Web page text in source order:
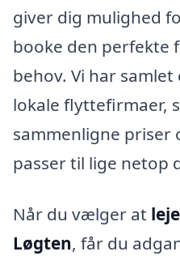
giver dig mulighed
booke den perfekte
behov. Vi har
lokale flyttefirmaer,
sammenligne priser
passer til lige netop
Når du vælger at
Løgten, får du